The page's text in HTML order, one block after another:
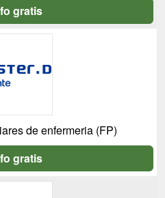
gratis
de enfermeria (FP)
gratis